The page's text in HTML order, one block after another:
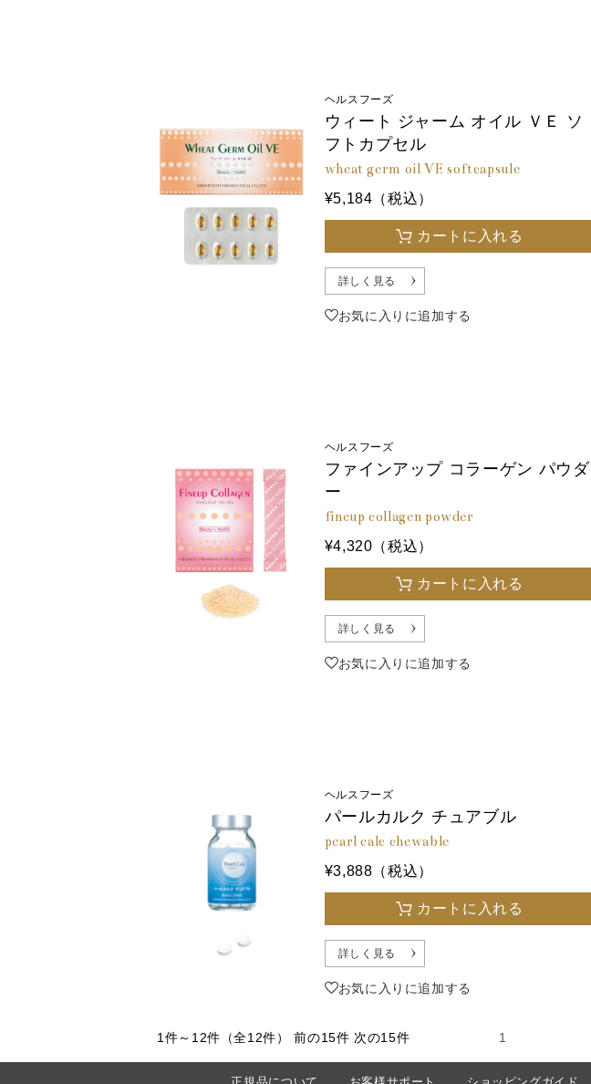
ヘルスフーズ
ウィート ジャーム オイル ＶＥ ソ
フトカプセル
wheat germ oil VE softcapsule
¥5,184（税込）
カートに入れる
詳しく見る
お気に入りに追加する
ヘルスフーズ
ファインアップ コラーゲン パウダ
ー
fineup collagen powder
¥4,320（税込）
カートに入れる
詳しく見る
お気に入りに追加する
ヘルスフーズ
パールカルク チュアブル
pearl calc chewable
¥3,888（税込）
カートに入れる
詳しく見る
お気に入りに追加する
1件～12件（全12件） 前の15件 次の15件 1
正規品について お客様サポート ショッピングガイド